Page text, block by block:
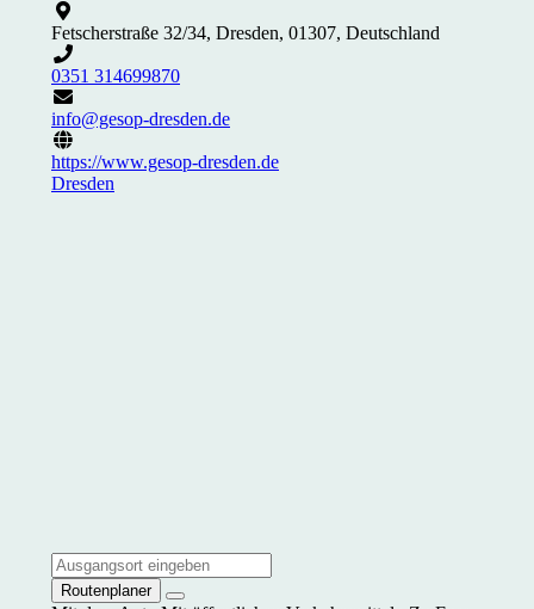
Fetscherstraße 32/34, Dresden, 01307, Deutschland
0351 314699870
info@gesop-dresden.de
https://www.gesop-dresden.de
Dresden
Routenplaner